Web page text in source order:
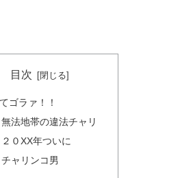
目次
ゴラァ！！
無法地帯の違法チャリ
２０XX年ついに
チャリンコ男